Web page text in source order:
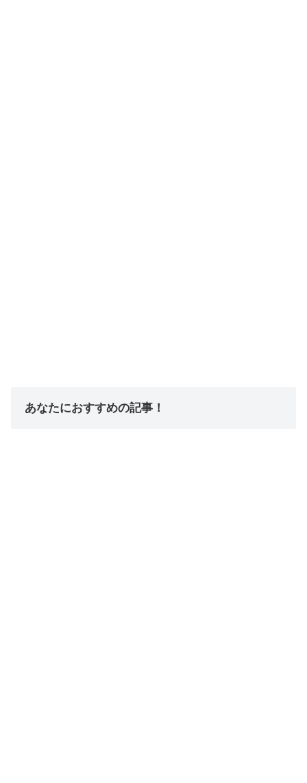
あなたにおすすめの記事！